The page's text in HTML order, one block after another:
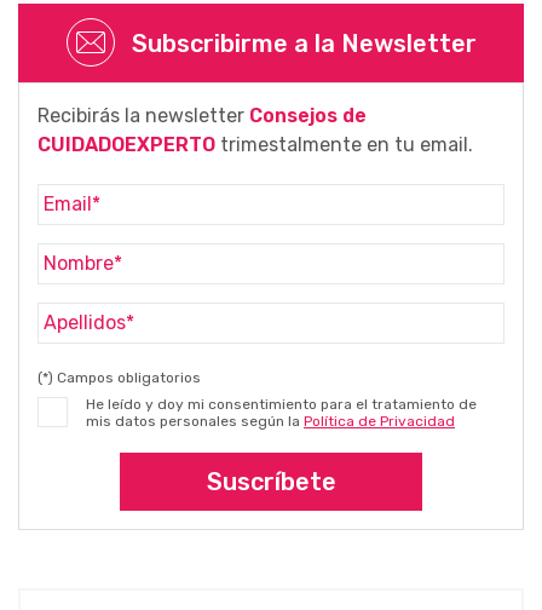
Subscribirme a la Newsletter
Recibirás la newsletter Consejos de
CUIDADOEXPERTO trimestalmente en tu email.
(*) Campos obligatorios
He leído y doy mi consentimiento para el tratamiento de
mis datos personales según la Política de Privacidad
Suscríbete